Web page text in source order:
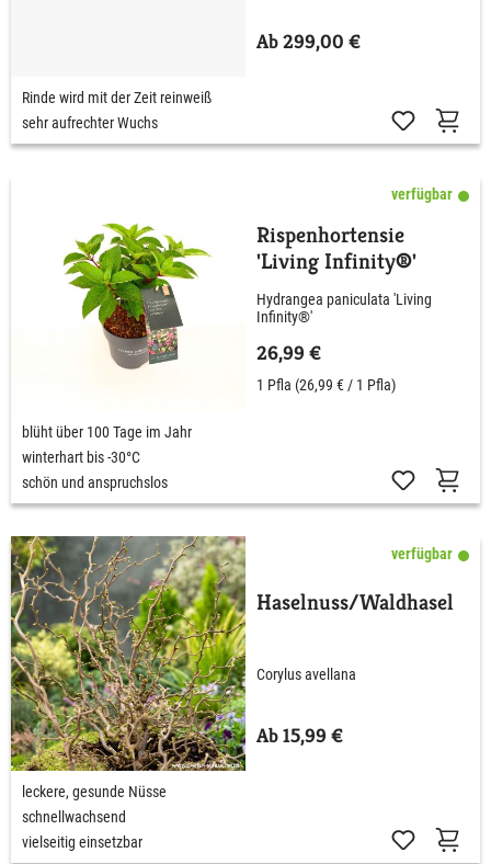
Ab 299,00 €
Rinde wird mit der Zeit reinweiß
sehr aufrechter Wuchs
verfügbar
Rispenhortensie
'Living Infinity®'
Hydrangea paniculata 'Living
Infinity®'
26,99 €
1 Pfla (26,99 € / 1 Pfla)
blüht über 100 Tage im Jahr
winterhart bis -30°C
schön und anspruchslos
verfügbar
Haselnuss/Waldhasel
Corylus avellana
Ab 15,99 €
leckere, gesunde Nüsse
schnellwachsend
vielseitig einsetzbar